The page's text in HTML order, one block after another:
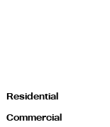
Residential
Commercial